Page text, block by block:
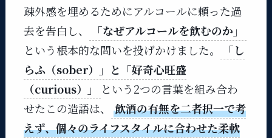
疎外感を埋めるためにアルコールに頼った過
去を告白し、
「なぜアルコールを飲むのか」
という根本的な問いを投げかけました。
「し
らふ（sober）」と「好奇心旺盛
（curious）」
という2つの言葉を組み合わ
せたこの造語は、
飲酒の有無を二者択一で考
えず、個々のライフスタイルに合わせた柔軟